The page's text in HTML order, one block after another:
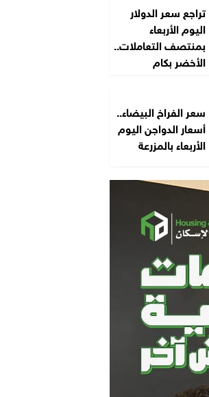
تراجع سعر الدولار
اليوم الأربعاء
بمنتصف التعاملات..
الأخضر بكام
سعر الفراخ البيضاء..
أسعار الدواجن اليوم
الأربعاء بالمزرعة